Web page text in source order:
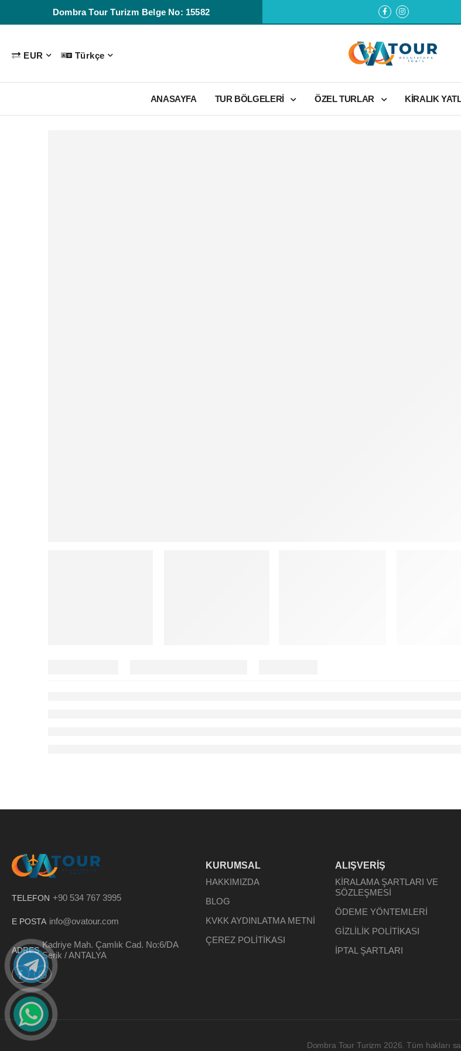
Dombra Tour Turizm Belge No: 15582
EUR Türkçe
ANASAYFA TUR BÖLGELERİ ÖZEL TURLAR KİRALIK
TELEFON +90 534 767 3995
E POSTA info@ovatour.com
ADRES
Kadriye Mah. Çamlık Cad. No:6/DA
Serik / ANTALYA
KURUMSAL
HAKKIMIZDA
BLOG
KVKK AYDINLATMA METNİ
ÇEREZ POLİTİKASI
ALIŞVERİŞ
KİRALAMA ŞARTLARI VE
SÖZLEŞMESİ
ÖDEME YÖNTEMLERİ
GİZLİLİK POLİTİKASI
İPTAL ŞARTLARI
Dombra Tour Turizm 2026. Tüm hakları